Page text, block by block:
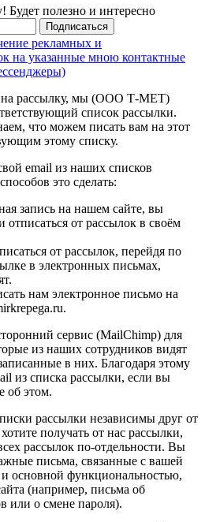
полезно и интересно
Подписаться
рекламных и
на указанные мною контактные
на рассылку, мы (ООО Т-МЕТ)
список рассылки.
что можем писать вам на этот
этому списку.
email из наших списков
это сделать:
запись на нашем сайте, вы
отписаться от рассылок в своём
от рассылок, перейдя по
в электронных письмах,
нам электронное письмо на
сервис (MailChimp) для
из наших сотрудников видят
в них. Благодаря этому
из списка рассылки, если вы
об этом.
рассылки независимы друг от
получать от нас рассылки,
рассылок по-отдельности. Вы
письма, связанные с вашей
основной функциональностью,
(например, письма об
или о смене пароля).